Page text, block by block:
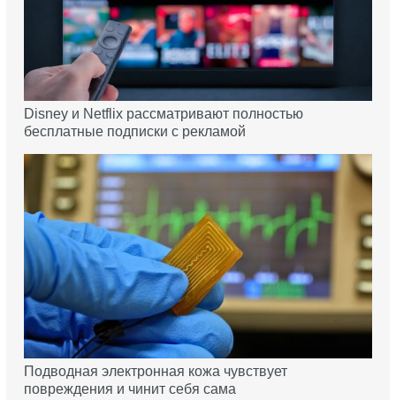
Disney и Netflix рассматривают полностью
бесплатные подписки с рекламой
Подводная электронная кожа чувствует
повреждения и чинит себя сама